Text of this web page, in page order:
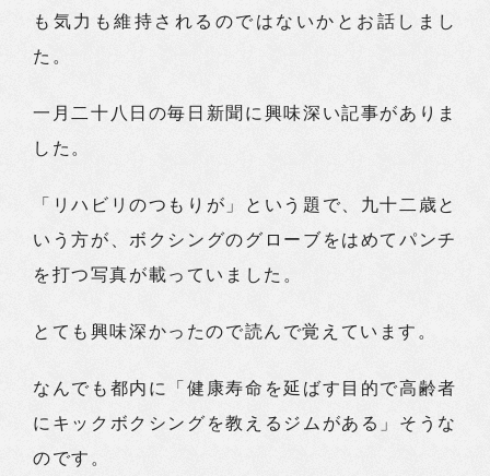
も気力も維持されるのではないかとお話しまし
た。
一月二十八日の毎日新聞に興味深い記事がありま
した。
「リハビリのつもりが」という題で、九十二歳と
いう方が、ボクシングのグローブをはめてパンチ
を打つ写真が載っていました。
とても興味深かったので読んで覚えています。
なんでも都内に「健康寿命を延ばす目的で高齢者
にキックボクシングを教えるジムがある」そうな
のです。